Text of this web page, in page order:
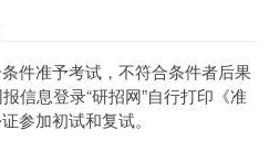
件准予考试，不符合条件者后果
信息登录“研招网”自行打印《准
参加初试和复试。